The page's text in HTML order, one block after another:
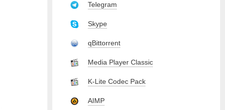
Telegram
Skype
qBittorrent
Media Player Classic
K-Lite Codec Pack
AIMP